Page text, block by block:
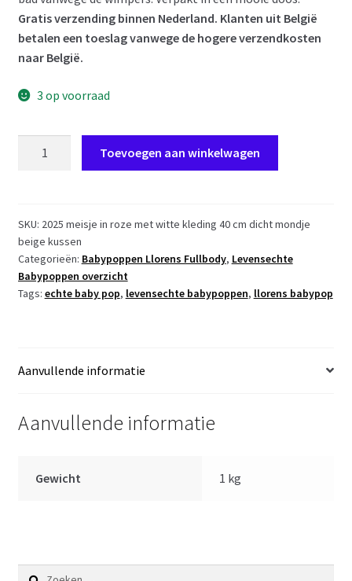
Gratis verzending binnen Nederland. Klanten uit België
betalen een toeslag vanwege de hogere verzendkosten
naar België.
3 op voorraad
meisje
fullbody
met
kleding
en
aantal
Toevoegen aan winkelwagen
SKU: 2025 meisje in roze met witte kleding 40 cm dicht mondje
beige kussen
Categorieën: Babypoppen Llorens Fullbody, Levensechte
Babypoppen overzicht
Tags: echte baby pop, levensechte babypoppen, llorens babypop
Aanvullende informatie
Aanvullende informatie
Gewicht 1 kg
Zoeken